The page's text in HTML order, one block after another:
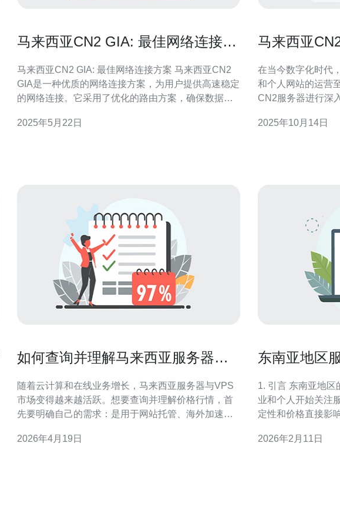
马来西亚CN2 GIA: 最佳网络连接方
马来西亚CN2 GIA: 最佳网络连接方案 马来西亚CN2
GIA是一种优质的网络连接方案，为用户提供高速稳定
的网络连接。它采用了优化的路由方案，确保数据传
连接方案有许多优势。首先，它提供了更快的数据传
2025年5月22日
马来西亚
在当今数字化时代
和个人网站的运营
CN2服务器进行深
网络稳定性、速度
2025年10月14日
如何查询并理解马来西亚服务器价
随着云计算和在线业务增长，马来西亚服务器与VPS
市场变得越来越活跃。想要查询并理解价格行情，首
先要明确自己的需求：是用于网站托管、海外加速、
内存、磁盘、带宽和网络出口的要求截然不同，价格
2026年4月19日
东南亚地区
1. 引言 东南亚地区的互联网发展迅速，越来越多的企
业和个人开始关注
定性和价格直接影
得尤为重要。 2. 东南亚地区服务器市场概述 东南亚地
2026年2月11日